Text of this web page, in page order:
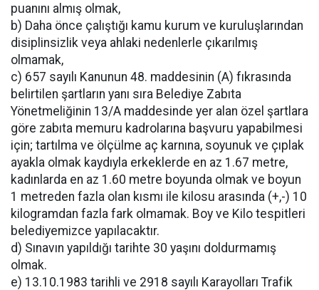
puanını almış olmak,
b) Daha önce çalıştığı kamu kurum ve kuruluşlarından
disiplinsizlik veya ahlaki nedenlerle çıkarılmış
olmamak,
c) 657 sayılı Kanunun 48. maddesinin (A) fıkrasında
belirtilen şartların yanı sıra Belediye Zabıta
Yönetmeliğinin 13/A maddesinde yer alan özel şartlara
göre zabıta memuru kadrolarına başvuru yapabilmesi
için; tartılma ve ölçülme aç karnına, soyunuk ve çıplak
ayakla olmak kaydıyla erkeklerde en az 1.67 metre,
kadınlarda en az 1.60 metre boyunda olmak ve boyun
1 metreden fazla olan kısmı ile kilosu arasında (+,-) 10
kilogramdan fazla fark olmamak. Boy ve Kilo tespitleri
belediyemizce yapılacaktır.
d) Sınavın yapıldığı tarihte 30 yaşını doldurmamış
olmak.
e) 13.10.1983 tarihli ve 2918 sayılı Karayolları Trafik